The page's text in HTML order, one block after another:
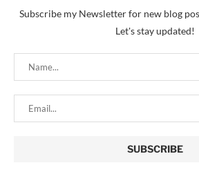
Subscribe my Newsletter for new blog
Let's stay updated!